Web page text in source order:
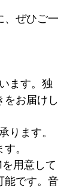
、ぜひご一
ます。独
お届けし
ります。
。
用意して
能です。音